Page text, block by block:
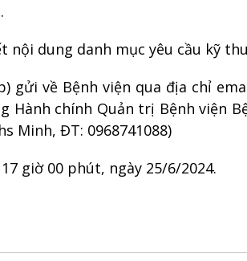
nội dung danh mục yêu cầu kỹ
gửi về Bệnh viện qua địa chỉ
Hành chính Quản trị Bệnh viện
Minh, ĐT: 0968741088)
giờ 00 phút, ngày 25/6/2024.